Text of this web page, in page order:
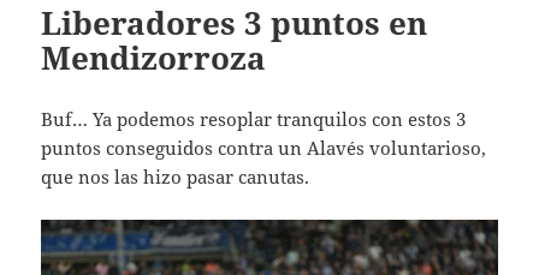
Liberadores 3 puntos en
Mendizorroza
Buf… Ya podemos resoplar tranquilos con estos 3
puntos conseguidos contra un Alavés voluntarioso,
que nos las hizo pasar canutas.